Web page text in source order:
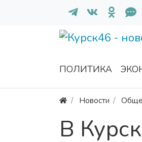
ПОЛИТИКА
Новости
В